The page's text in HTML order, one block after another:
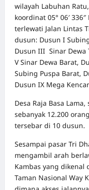
wilayah Labuhan
koordinat 05° 06′ 336″
terlewati Jalan Lintas
dusun: Dusun I
Dusun III Sinar Dewa
V Sinar Dewa Barat,
Subing Puspa Barat,
Dusun IX Mega
Desa Raja Basa
sebanyak 12.200
tersebar di 10 dusun.
Sesampai pasar Tri
mengambil arah
Kambas yang
Taman Nasional Way